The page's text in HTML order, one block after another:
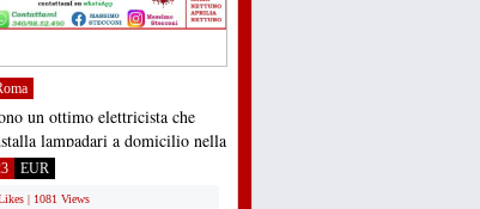
un ottimo elettricista che
lampadari a domicilio nella
nuova casa....
EUR
| 1081 Views